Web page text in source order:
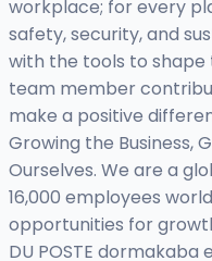
workplace; for every
safety, security, and
with the tools to shape
team member
make a positive
Growing the Business,
Ourselves. We are a
16,000 employees
opportunities for
DU POSTE